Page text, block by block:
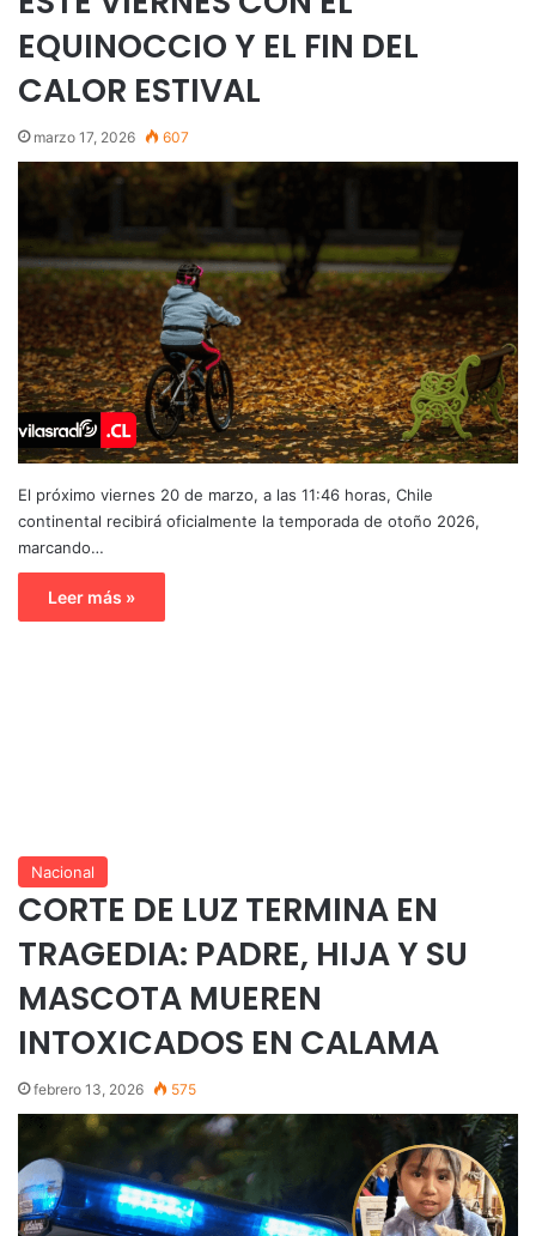
EQUINOCCIO Y EL FIN DEL
CALOR ESTIVAL
marzo 17, 2026 607
El próximo viernes 20 de marzo, a las 11:46 horas, Chile
continental recibirá oficialmente la temporada de otoño 2026,
marcando…
Leer más »
Nacional
CORTE DE LUZ TERMINA EN
TRAGEDIA: PADRE, HIJA Y SU
MASCOTA MUEREN
INTOXICADOS EN CALAMA
febrero 13, 2026 575